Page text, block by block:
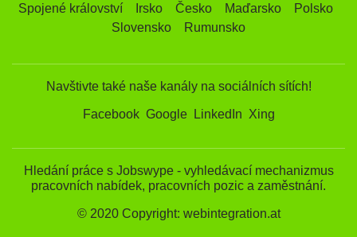
Spojené království
Irsko Česko Maďarsko
Polsko
Slovensko
Rumunsko
Navštivte také naše kanály na sociálních sítích!
Facebook Google LinkedIn Xing
Hledání práce s Jobswype - vyhledávací mechanizmus
pracovních nabídek, pracovních pozic a zaměstnání.
© 2020 Copyright: webintegration.at